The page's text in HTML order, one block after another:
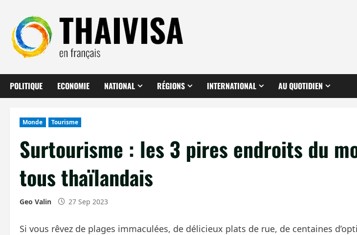
contenu
POLITIQUE ECONOMIE NATIONAL RÉGIONS INTERNATIONAL AU QUOTIDIEN
Monde Tourisme
Surtourisme : les 3 pires endroits du
tous thaïlandais
Geo Valin 27 Sep 2023
Si vous rêvez de plages immaculées, de délicieux plats de rue, de centaines